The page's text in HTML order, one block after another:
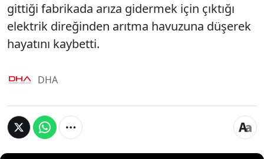
gittiği fabrikada arıza gidermek için çıktığı
elektrik direğinden arıtma havuzuna düşerek
hayatını kaybetti.
DHA